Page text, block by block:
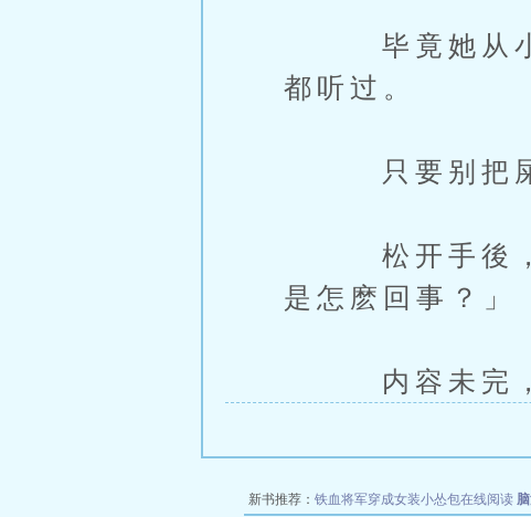
毕竟她从小就
都听过。
只要别把屎往
松开手後，骆
是怎麽回事？」
内容未完，
新书推荐： 铁血将军穿成女装小怂包在线阅读